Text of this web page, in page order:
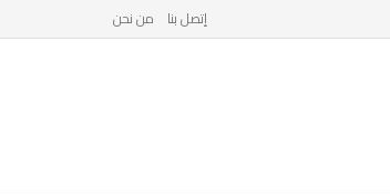
إتصل بنا من نحن